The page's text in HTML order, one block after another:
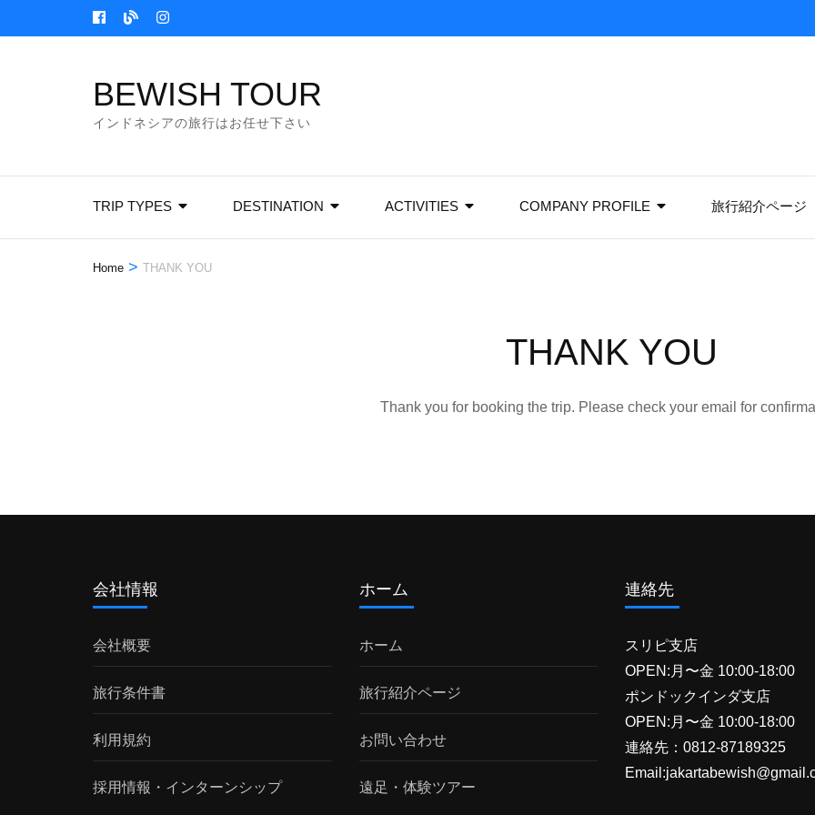
to
BEWISH TOUR
インドネシアの旅行はお任せ下さい
TRIP TYPES DESTINATION ACTIVITIES COMPANY PROFILE 旅行紹介ページ
Home > THANK YOU
THANK YOU
Thank you for booking the trip. Please check your email for
会社情報
会社概要
旅行条件書
利用規約
採用情報・インターンシップ
ホーム
ホーム
旅行紹介ページ
お問い合わせ
遠足・体験ツアー
連絡先
スリピ支店
OPEN:月〜金 10:00-18:00
ポンドックインダ支店
OPEN:月〜金 10:00-18:00
連絡先：0812-87189325